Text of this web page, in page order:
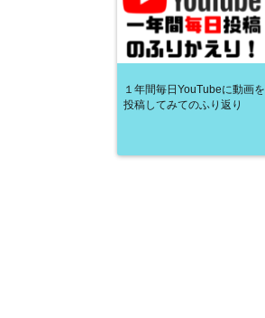
１年間毎日YouTubeに動画を
投稿してみてのふり返り